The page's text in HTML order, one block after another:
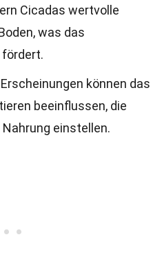
Cicadas wertvolle
was das
können das
beeinflussen, die
einstellen.